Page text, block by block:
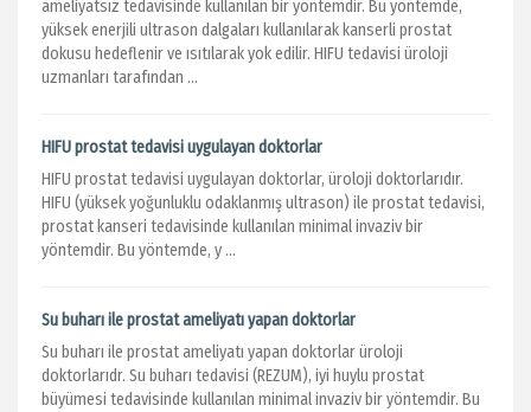
ameliyatsız tedavisinde kullanılan bir yöntemdir. Bu yöntemde,
yüksek enerjili ultrason dalgaları kullanılarak kanserli prostat
dokusu hedeflenir ve ısıtılarak yok edilir. HIFU tedavisi üroloji
uzmanları tarafından ...
HIFU prostat tedavisi uygulayan doktorlar
HIFU prostat tedavisi uygulayan doktorlar, üroloji doktorlarıdır.
HIFU (yüksek yoğunluklu odaklanmış ultrason) ile prostat tedavisi,
prostat kanseri tedavisinde kullanılan minimal invaziv bir
yöntemdir. Bu yöntemde, y ...
Su buharı ile prostat ameliyatı yapan doktorlar
Su buharı ile prostat ameliyatı yapan doktorlar üroloji
doktorlarıdr. Su buharı tedavisi (REZUM), iyi huylu prostat
büyümesi tedavisinde kullanılan minimal invaziv bir yöntemdir. Bu